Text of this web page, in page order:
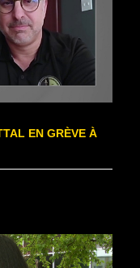
EN GRÈVE À